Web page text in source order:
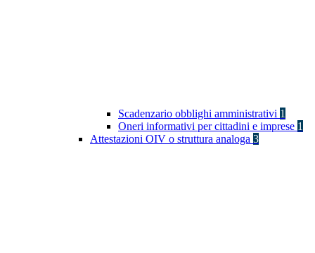
Scadenzario obblighi amministrativi 1
Oneri informativi per cittadini e imprese 1
Attestazioni OIV o struttura analoga 3